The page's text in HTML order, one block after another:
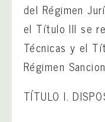
del Régimen
el Título III se
Técnicas y el
Régimen
TÍTULO I.